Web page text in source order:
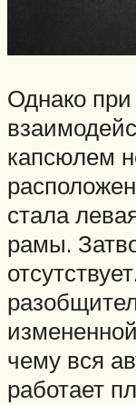
Однако
капсюлем
стала
рамы.
чему вся
работает